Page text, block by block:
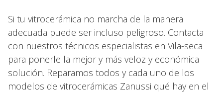
Si tu vitrocerámica no marcha de la manera
adecuada puede ser incluso peligroso. Contacta
con nuestros técnicos especialistas en Vila-seca
para ponerle la mejor y más veloz y económica
solución. Reparamos todos y cada uno de los
modelos de vitrocerámicas Zanussi qué hay en el